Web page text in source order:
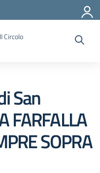
Circolo
San
FARFALLA
SOPRA